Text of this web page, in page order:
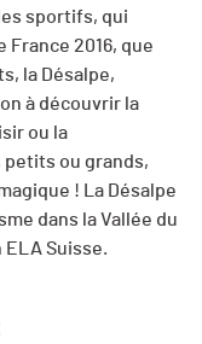
sportifs, qui
France 2016, que
la Désalpe,
à découvrir la
ou la
petits ou grands,
! La Désalpe
dans la Vallée du
Suisse.